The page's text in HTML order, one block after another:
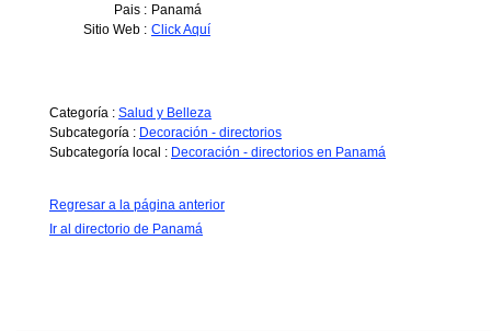
Pais : Panamá
Sitio Web : Click Aquí
Categoría : Salud y Belleza
Subcategoría : Decoración - directorios
Subcategoría local : Decoración - directorios en Panamá
Regresar a la página anterior
Ir al directorio de Panamá